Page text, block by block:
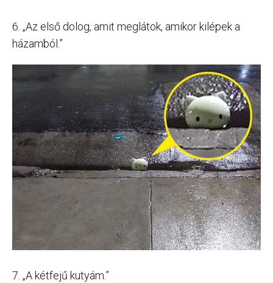
6. „Az első dolog, amit meglátok, amikor kilépek a
házamból.”
7. „A kétfejű kutyám.”